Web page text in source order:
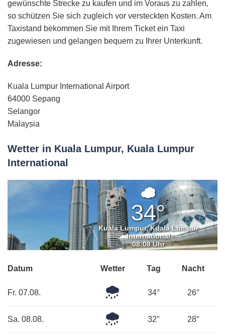
gewünschte Strecke zu kaufen und im Voraus zu zahlen,
so schützen Sie sich zugleich vor versteckten Kosten. Am
Taxistand bekommen Sie mit Ihrem Ticket ein Taxi
zugewiesen und gelangen bequem zu Ihrer Unterkunft.
Adresse:
Kuala Lumpur International Airport
64000 Sepang
Selangor
Malaysia
Wetter in Kuala Lumpur, Kuala Lumpur
International
Bedeckt
34°
Kuala Lumpur, Kuala Lumpur
International
08:08 Uhr
Datum Wetter Tag Nacht
Fr. 07.08. 34° 26°
Sa. 08.08. 32° 28°